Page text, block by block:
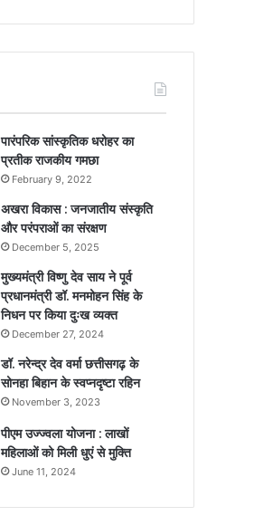
​​​​​​​पारंपरिक सांस्कृतिक धरोहर का
प्रतीक राजकीय गमछा
February 9, 2022
अखरा विकास : जनजातीय संस्कृति
और परंपराओं का संरक्षण
December 5, 2025
मुख्यमंत्री विष्णु देव साय ने पूर्व
प्रधानमंत्री डॉ. मनमोहन सिंह के
निधन पर किया दुःख व्यक्त
December 27, 2024
डॉ. नरेन्द्र देव वर्मा छत्तीसगढ़ के
सोनहा बिहान के स्वप्नदृष्टा रहिन
November 3, 2023
पीएम उज्ज्वला योजना : लाखों
महिलाओं को मिली धुएं से मुक्ति
June 11, 2024